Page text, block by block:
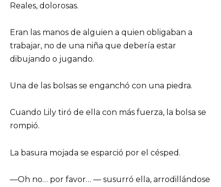
Reales, dolorosas.
Eran las manos de alguien a quien obligaban a
trabajar, no de una niña que debería estar
dibujando o jugando.
Una de las bolsas se enganchó con una piedra.
Cuando Lily tiró de ella con más fuerza, la bolsa se
rompió.
La basura mojada se esparció por el césped.
—Oh no… por favor… — susurró ella, arrodillándose